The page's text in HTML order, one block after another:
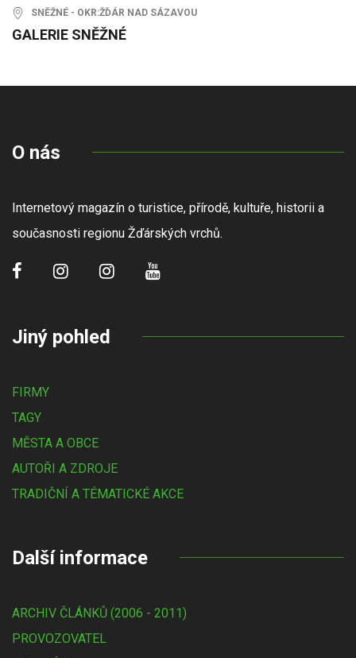
SNĚŽNÉ - OKR:ŽĎÁR NAD SÁZAVOU
GALERIE SNĚŽNÉ
O nás
Internetový magazín o turistice, přírodě, kultuře, historii a
současnosti regionu Žďárských vrchů.
Jiný pohled
FIRMY
TAGY
MĚSTA A OBCE
AUTOŘI A ZDROJE
TRADIČNÍ A TÉMATICKÉ AKCE
Další informace
ARCHIV ČLÁNKŮ (2006 - 2011)
PROVOZOVATEL